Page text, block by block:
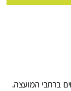
ברחבי המועצה.